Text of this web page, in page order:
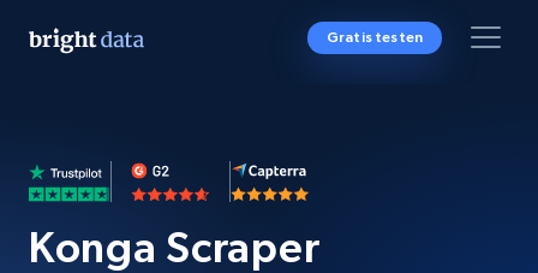
Gratis testen
Konga Scraper